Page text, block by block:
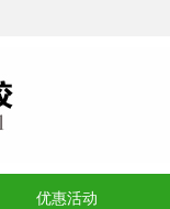
优惠活动